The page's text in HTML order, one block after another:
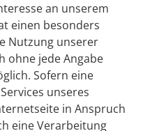
an unserem
einen besonders
Nutzung unserer
ohne jede Angabe
Sofern eine
unseres
in Anspruch
eine Verarbeitung